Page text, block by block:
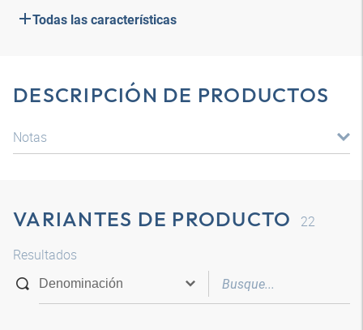
Todas las características
DESCRIPCIÓN DE PRODUCTOS
Notas
VARIANTES DE PRODUCTO
22
Resultados